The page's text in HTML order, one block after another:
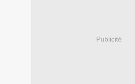
Publicité